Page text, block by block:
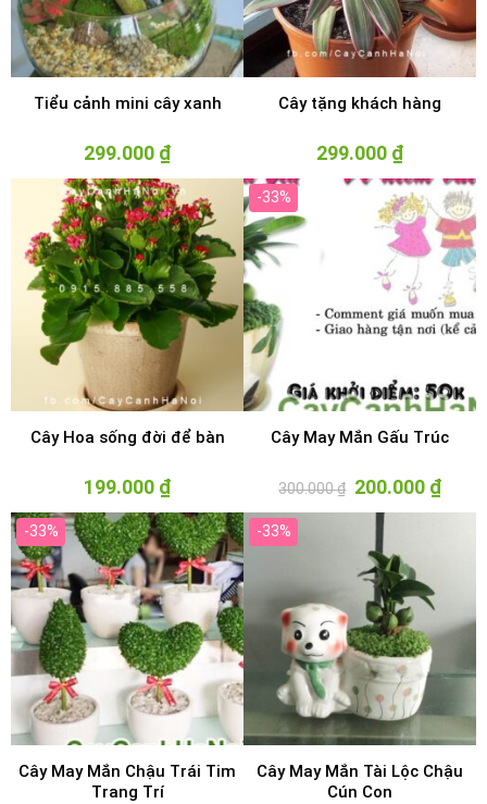
Tiểu cảnh mini cây xanh
299.000 ₫
Cây tặng khách hàng
299.000 ₫
Cây Hoa sống đời để bàn
199.000 ₫
-33%
Cây May Mắn Gấu Trúc
300.000₫ Giá
gốc
là:
300.000 ₫.
200.000 ₫Giá
hiện
tại
-33%
Cây May Mắn Chậu Trái Tim
Trang Trí
-33%
Cây May Mắn Tài Lộc Chậu
Cún Con